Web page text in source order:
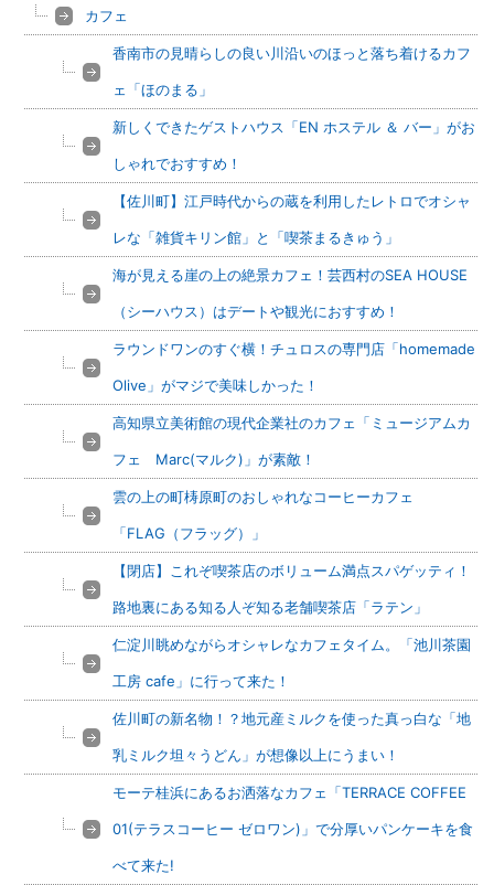
カフェ
香南市の見晴らしの良い川沿いのほっと落ち着けるカフ
ェ「ほのまる」
新しくできたゲストハウス「EN ホステル ＆ バー」がお
しゃれでおすすめ！
【佐川町】江戸時代からの蔵を利用したレトロでオシャ
レな「雑貨キリン館」と「喫茶まるきゅう」
海が見える崖の上の絶景カフェ！芸西村のSEA HOUSE
（シーハウス）はデートや観光におすすめ！
ラウンドワンのすぐ横！チュロスの専門店「homemade
Olive」がマジで美味しかった！
高知県立美術館の現代企業社のカフェ「ミュージアムカ
フェ Marc(マルク)」が素敵！
雲の上の町梼原町のおしゃれなコーヒーカフェ
「FLAG（フラッグ）」
【閉店】これぞ喫茶店のボリューム満点スパゲッティ！
路地裏にある知る人ぞ知る老舗喫茶店「ラテン」
仁淀川眺めながらオシャレなカフェタイム。「池川茶園
工房 cafe」に行って来た！
佐川町の新名物！？地元産ミルクを使った真っ白な「地
乳ミルク坦々うどん」が想像以上にうまい！
モーテ桂浜にあるお洒落なカフェ「TERRACE COFFEE
01(テラスコーヒー ゼロワン)」で分厚いパンケーキを食
べて来た!